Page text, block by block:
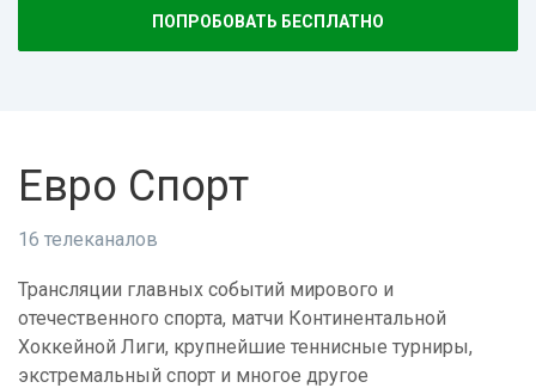
ПОПРОБОВАТЬ БЕСПЛАТНО
Евро Спорт
16 телеканалов
Трансляции главных событий мирового и
отечественного спорта, матчи Континентальной
Хоккейной Лиги, крупнейшие теннисные турниры,
экстремальный спорт и многое другое